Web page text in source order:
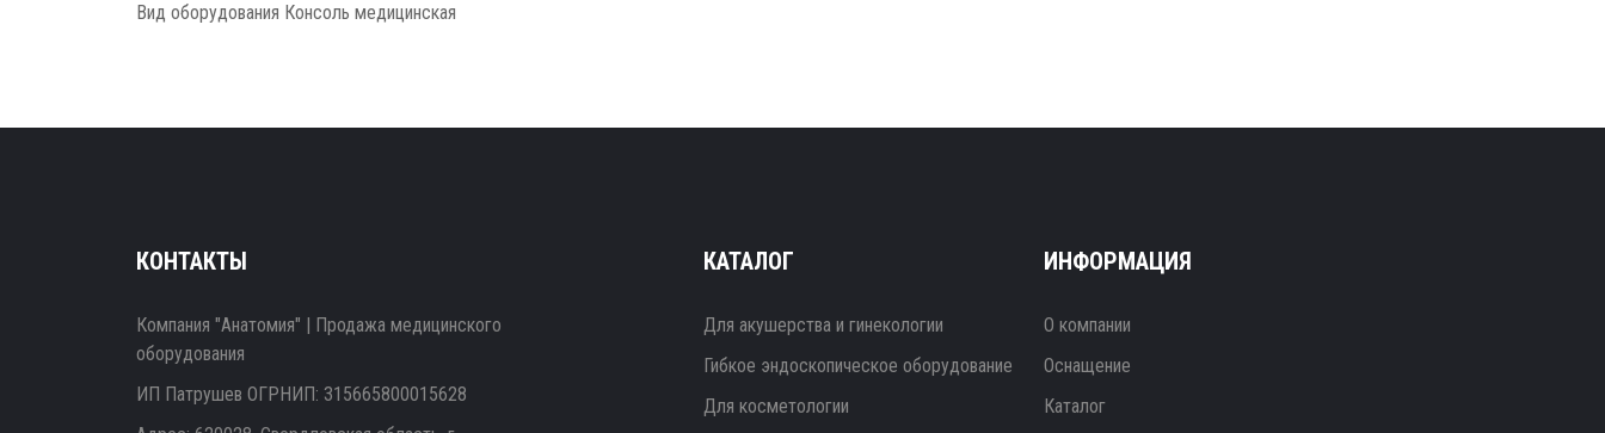
Вид оборудования Консоль медицинская
КОНТАКТЫ
Компания "Анатомия" | Продажа медицинского
оборудования
ИП Патрушев ОГРНИП: 315665800015628
КАТАЛОГ
Для акушерства и гинекологии
Гибкое эндоскопическое оборудование
Для косметологии
ИНФОРМАЦИЯ
О компании
Оснащение
Каталог